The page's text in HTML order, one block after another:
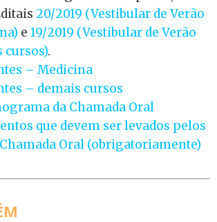
20/2019 (Vestibular de Verão
e 19/2019 (Vestibular de Verão
cursos).
– Medicina
– demais cursos
da Chamada Oral
que devem ser levados pelos
Oral (obrigatoriamente)